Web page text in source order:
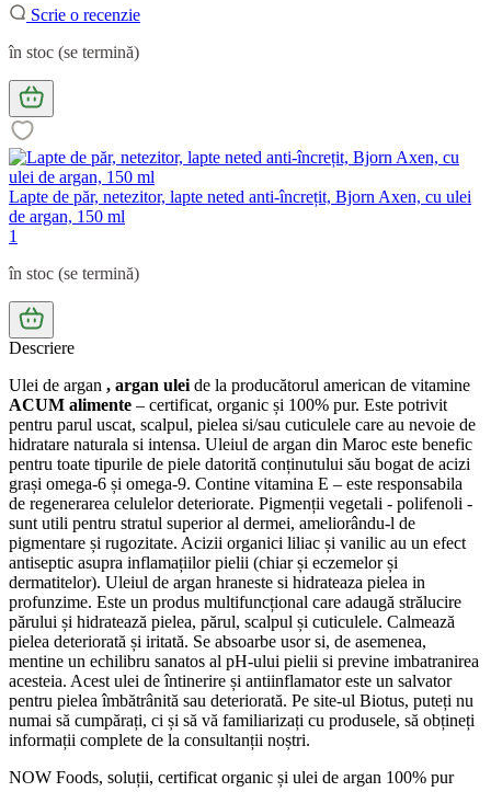
Scrie o recenzie
în stoc (se termină)
Lapte de păr, netezitor, lapte neted anti-încrețit, Bjorn Axen, cu ulei
de argan, 150 ml
1
în stoc (se termină)
Descriere
Ulei de argan , argan ulei de la producătorul american de vitamine
ACUM alimente – certificat, organic și 100% pur. Este potrivit
pentru parul uscat, scalpul, pielea si/sau cuticulele care au nevoie de
hidratare naturala si intensa. Uleiul de argan din Maroc este benefic
pentru toate tipurile de piele datorită conținutului său bogat de acizi
grași omega-6 și omega-9. Contine vitamina E – este responsabila
de regenerarea celulelor deteriorate. Pigmenții vegetali - polifenoli -
sunt utili pentru stratul superior al dermei, ameliorându-l de
pigmentare și rugozitate. Acizii organici liliac și vanilic au un efect
antiseptic asupra inflamațiilor pielii (chiar și eczemelor și
dermatitelor). Uleiul de argan hraneste si hidrateaza pielea in
profunzime. Este un produs multifuncțional care adaugă strălucire
părului și hidratează pielea, părul, scalpul și cuticulele. Calmează
pielea deteriorată și iritată. Se absoarbe usor si, de asemenea,
mentine un echilibru sanatos al pH-ului pielii si previne imbatranirea
acesteia. Acest ulei de întinerire și antiinflamator este un salvator
pentru pielea îmbătrânită sau deteriorată. Pe site-ul Biotus, puteți nu
numai să cumpărați, ci și să vă familiarizați cu produsele, să obțineți
informații complete de la consultanții noștri.
NOW Foods, soluții, certificat organic și ulei de argan 100% pur